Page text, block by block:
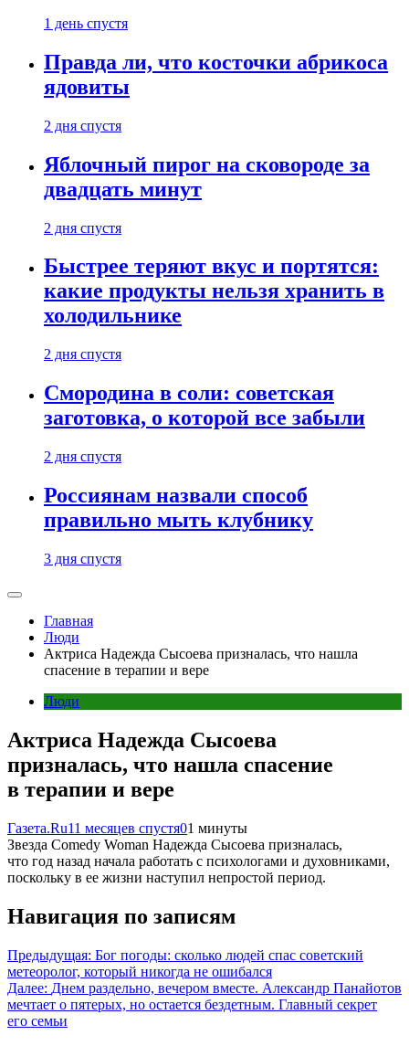
1 день спустя
Правда ли, что косточки абрикоса
ядовиты
2 дня спустя
Яблочный пирог на сковороде за
двадцать минут
2 дня спустя
Быстрее теряют вкус и портятся:
какие продукты нельзя хранить в
холодильнике
2 дня спустя
Смородина в соли: советская
заготовка, о которой все забыли
2 дня спустя
Россиянам назвали способ
правильно мыть клубнику
3 дня спустя
Главная
Люди
Актриса Надежда Сысоева призналась, что нашла
спасение в терапии и вере
Люди
Актриса Надежда Сысоева
призналась, что нашла спасение
в терапии и вере
Газета.Ru11 месяцев спустя01 минуты
Звезда Comedy Woman Надежда Сысоева призналась,
что год назад начала работать с психологами и духовниками,
поскольку в ее жизни наступил непростой период.
Навигация по записям
Предыдущая: Бог погоды: сколько людей спас советский
метеоролог, который никогда не ошибался
Далее: Днем раздельно, вечером вместе. Александр Панайотов
мечтает о пятерых, но остается бездетным. Главный секрет
его семьи